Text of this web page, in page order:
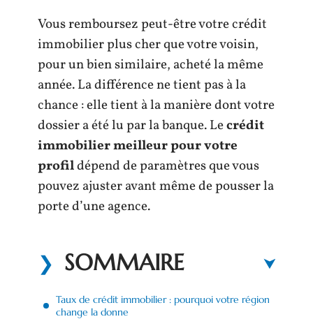
Vous remboursez peut-être votre crédit
immobilier plus cher que votre voisin,
pour un bien similaire, acheté la même
année. La différence ne tient pas à la
chance : elle tient à la manière dont votre
dossier a été lu par la banque. Lecrédit
immobilier meilleur pour votre
profildépend de paramètres que vous
pouvez ajuster avant même de pousser la
porte d’une agence.
SOMMAIRE
Taux de crédit immobilier : pourquoi votre région
change la donne